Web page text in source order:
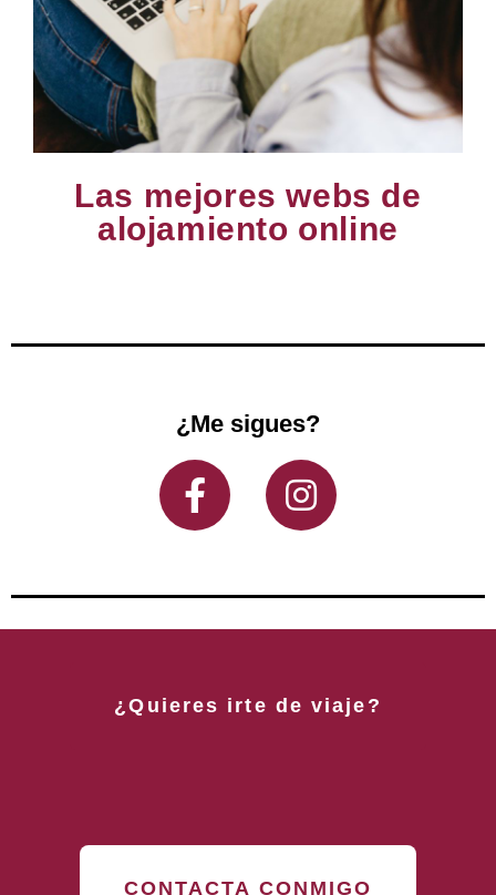
Las mejores webs de
alojamiento online
¿Me sigues?
¿Quieres irte de viaje?
CONTACTA CONMIGO